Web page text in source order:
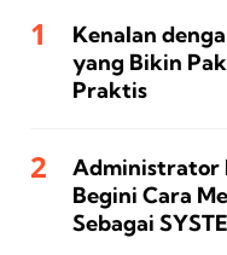
Kenalan
yang Bikin
Praktis
Administrator
Begini Cara
Sebagai